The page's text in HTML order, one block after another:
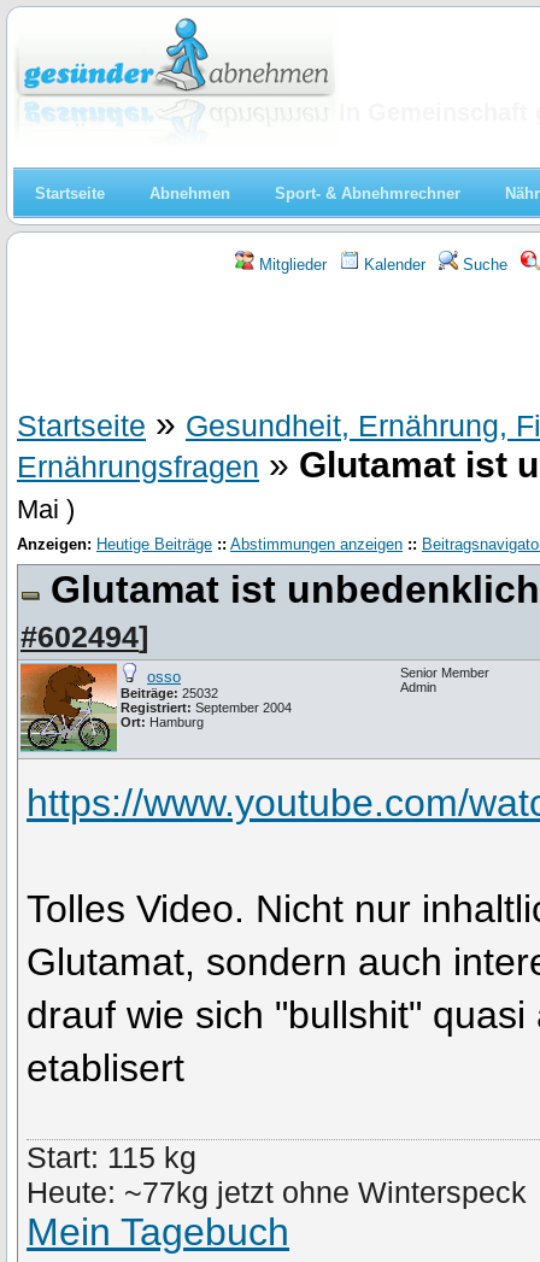
Startseite Abnehmen Sport- & Abnehmrechner
Mitglieder Kalender Suche
Startseite » Gesundheit, Ernährung,
Ernährungsfragen » Glutamat ist
Mai )
Anzeigen: Heutige Beiträge :: Abstimmungen anzeigen ::
Glutamat ist unbedenklich
#602494]
osso
Beiträge: 25032
Registriert: September 2004
Ort: Hamburg
Senior Member
Admin
https://www.youtube.com/
Tolles Video. Nicht nur
Glutamat, sondern auch
drauf wie sich "bullshit"
etablisert
Start: 115 kg
Heute: ~77kg jetzt ohne Winterspeck
Mein Tagebuch